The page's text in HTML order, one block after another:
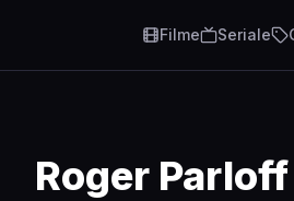
Filme Seriale
Roger Parloff